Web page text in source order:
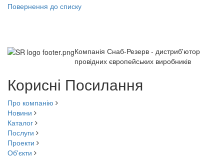
Повернення до списку
Компанія Снаб-Резерв - дистриб'ютор
провідних європейських виробників
Корисні Посилання
Про компанію
Новини
Каталог
Послуги
Проекти
Об'єкти